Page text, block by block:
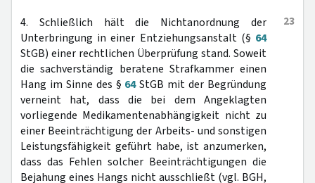
23
4. Schließlich hält die Nichtanordnung der
Unterbringung in einer Entziehungsanstalt (§ 64
StGB) einer rechtlichen Überprüfung stand. Soweit
die sachverständig beratene Strafkammer einen
Hang im Sinne des § 64StGB mit der Begründung
verneint hat, dass die bei dem Angeklagten
vorliegende Medikamentenabhängigkeit nicht zu
einer Beeinträchtigung der Arbeits- und sonstigen
Leistungsfähigkeit geführt habe, ist anzumerken,
dass das Fehlen solcher Beeinträchtigungen die
Bejahung eines Hangs nicht ausschließt (vgl. BGH,